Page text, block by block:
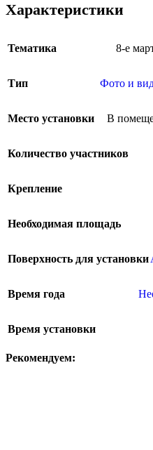
Характеристики
Тематика 8-е
Тип Фото и
Место установки В
Количество участников
Крепление
Необходимая площадь
Поверхность для установки
Время года
Время установки
Рекомендуем: